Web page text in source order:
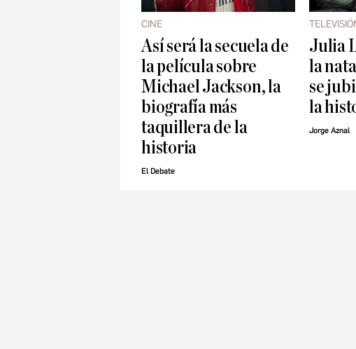
CINE
Así será la secuela de
la película sobre
Michael Jackson, la
biografía más
taquillera de la
historia
El Debate
Julia
la
se
la
Jorge Aznal